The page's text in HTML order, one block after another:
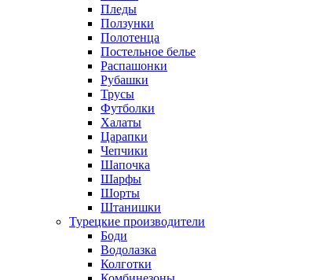
Пледы
Ползунки
Полотенца
Постельное белье
Распашонки
Рубашки
Трусы
Футболки
Халаты
Царапки
Чепчики
Шапочка
Шарфы
Шорты
Штанишки
Турецкие производители
Боди
Водолазка
Колготки